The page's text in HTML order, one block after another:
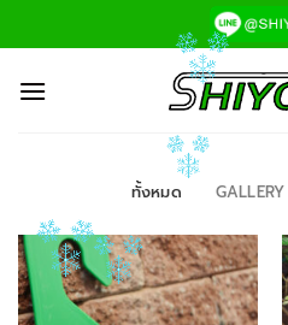
ไป
เนื้อหา
ทั้งหมด GALLERY